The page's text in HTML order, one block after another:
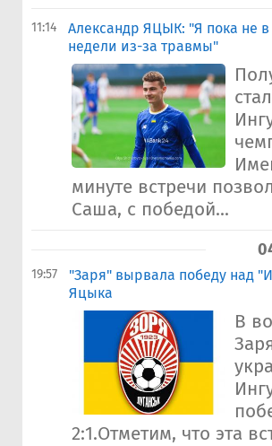
11:14
Александр ЯЦЫК: "Я пока не
недели из-за травмы"
минуте встречи
Саша, с победой...
19:57
"Заря" вырвала победу над
Яцыка
В
2:1.Отметим, что эта